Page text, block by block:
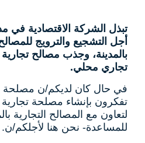
تبذل الشركة الاقتصادية في
أجل التشجيع والترويج
بالمدينة، وجذب مصالح
تجاري محلي.
في حال كان لديكم/ن مصلحة
تفكرون بإنشاء مصلحة
لتعاون مع المصالح التجارية
للمساعدة- نحن هنا لأجلكم/ن.